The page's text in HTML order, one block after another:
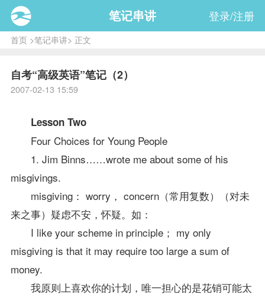
笔记串讲 登录/注册
首页>笔记串讲> 正文
自考“高级英语”笔记（2）
2007-02-13 15:59
Lesson Two
Four Choices for Young People
1. Jim Binns……wrote me about some of his
misgivings.
misgiving： worry， concern（常用复数）（对未
来之事）疑虑不安，怀疑。如：
I like your scheme in principle； my only
misgiving is that it may require too large a sum of
money.
我原则上喜欢你的计划，唯一担心的是花销可能太